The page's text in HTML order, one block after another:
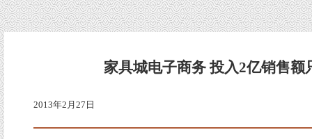
家具城电子商务 投入2亿销售额
2013年2月27日